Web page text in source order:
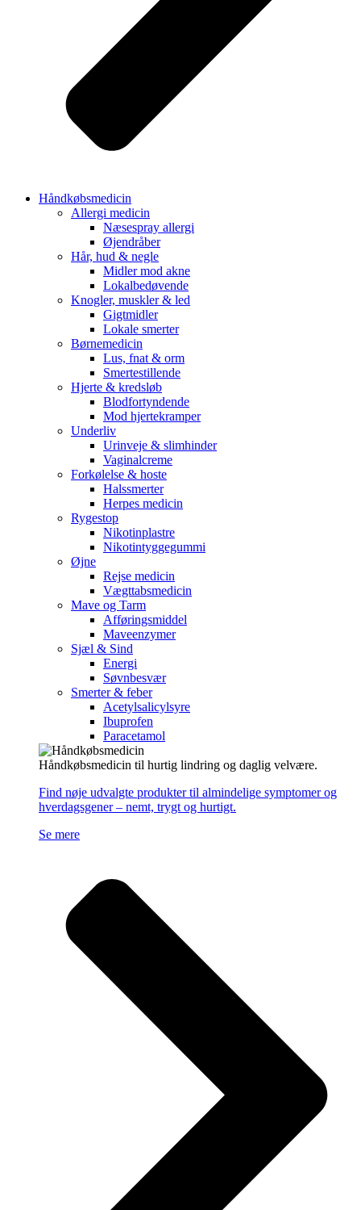
Håndkøbsmedicin
Allergi medicin
Næsespray allergi
Øjendråber
Hår, hud & negle
Midler mod akne
Lokalbedøvende
Knogler, muskler & led
Gigtmidler
Lokale smerter
Børnemedicin
Lus, fnat & orm
Smertestillende
Hjerte & kredsløb
Blodfortyndende
Mod hjertekramper
Underliv
Urinveje & slimhinder
Vaginalcreme
Forkølelse & hoste
Halssmerter
Herpes medicin
Rygestop
Nikotinplastre
Nikotintyggegummi
Øjne
Rejse medicin
Vægttabsmedicin
Mave og Tarm
Afføringsmiddel
Maveenzymer
Sjæl & Sind
Energi
Søvnbesvær
Smerter & feber
Acetylsalicylsyre
Ibuprofen
Paracetamol
Håndkøbsmedicin til hurtig lindring og daglig velvære.
Find nøje udvalgte produkter til almindelige symptomer og
hverdagsgener – nemt, trygt og hurtigt.
Se mere